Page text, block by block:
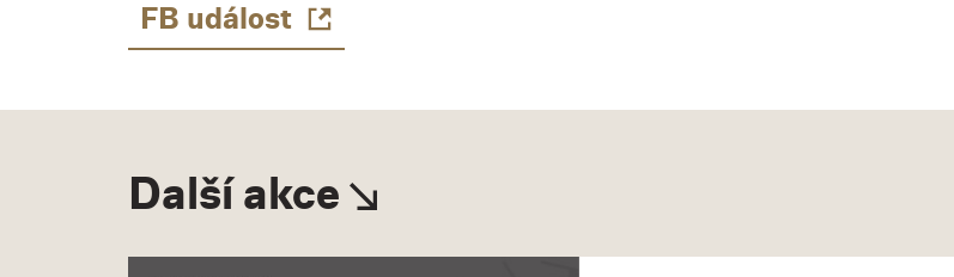
FB událost
Další akce